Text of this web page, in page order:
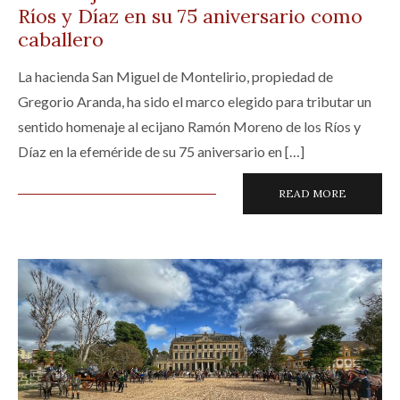
Ríos y Díaz en su 75 aniversario como
caballero
La hacienda San Miguel de Montelirio, propiedad de
Gregorio Aranda, ha sido el marco elegido para tributar un
sentido homenaje al ecijano Ramón Moreno de los Ríos y
Díaz en la efeméride de su 75 aniversario en […]
READ MORE